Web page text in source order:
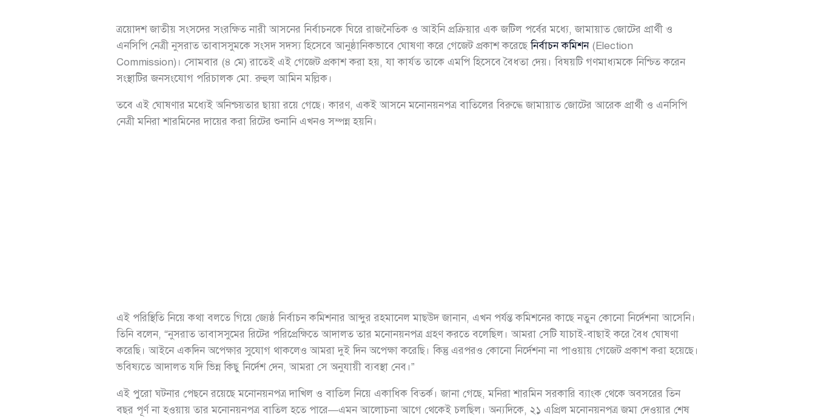
ত্রয়োদশ জাতীয় সংসদের সংরক্ষিত নারী আসনের নির্বাচনকে ঘিরে রাজনৈতিক ও আইনি প্রক্রিয়ার এক জটিল পর্বের মধ্যে, জামায়াত জোটের প্রার্থী ও
এনসিপি নেত্রী নুসরাত তাবাসসুমকে সংসদ সদস্য হিসেবে আনুষ্ঠানিকভাবে ঘোষণা করে গেজেট প্রকাশ করেছেনির্বাচন কমিশন(Election
Commission)। সোমবার (৪ মে) রাতেই এই গেজেট প্রকাশ করা হয়, যা কার্যত তাকে এমপি হিসেবে বৈধতা দেয়। বিষয়টি গণমাধ্যমকে নিশ্চিত করেন
সংস্থাটির জনসংযোগ পরিচালক মো. রুহুল আমিন মল্লিক।
তবে এই ঘোষণার মধ্যেই অনিশ্চয়তার ছায়া রয়ে গেছে। কারণ, একই আসনে মনোনয়নপত্র বাতিলের বিরুদ্ধে জামায়াত জোটের আরেক প্রার্থী ও এনসিপি
নেত্রী মনিরা শারমিনের দায়ের করা রিটের শুনানি এখনও সম্পন্ন হয়নি।
এই পরিস্থিতি নিয়ে কথা বলতে গিয়ে জ্যেষ্ঠ নির্বাচন কমিশনার আব্দুর রহমানেল মাছউদ জানান, এখন পর্যন্ত কমিশনের কাছে নতুন কোনো নির্দেশনা আসেনি।
তিনি বলেন, “নুসরাত তাবাসসুমের রিটের পরিপ্রেক্ষিতে আদালত তার মনোনয়নপত্র গ্রহণ করতে বলেছিল। আমরা সেটি যাচাই-বাছাই করে বৈধ ঘোষণা
করেছি। আইনে একদিন অপেক্ষার সুযোগ থাকলেও আমরা দুই দিন অপেক্ষা করেছি। কিন্তু এরপরও কোনো নির্দেশনা না পাওয়ায় গেজেট প্রকাশ করা হয়েছে।
ভবিষ্যতে আদালত যদি ভিন্ন কিছু নির্দেশ দেন, আমরা সে অনুযায়ী ব্যবস্থা নেব।”
এই পুরো ঘটনার পেছনে রয়েছে মনোনয়নপত্র দাখিল ও বাতিল নিয়ে একাধিক বিতর্ক। জানা গেছে, মনিরা শারমিন সরকারি ব্যাংক থেকে অবসরের তিন
বছর পূর্ণ না হওয়ায় তার মনোনয়নপত্র বাতিল হতে পারে—এমন আলোচনা আগে থেকেই চলছিল। অন্যদিকে, ২১ এপ্রিল মনোনয়নপত্র জমা দেওয়ার শেষ